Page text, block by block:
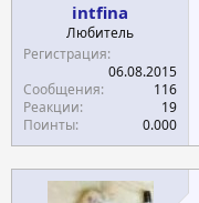
intfina
Любитель
Регистрация
06.08.2015
Сообщения
116
Реакции
19
Поинты
0.000